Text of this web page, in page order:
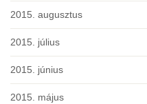
2015. augusztus
2015. július
2015. június
2015. május